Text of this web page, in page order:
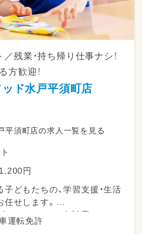
残業・持ち帰り仕事ナシ！
方歓迎！
ド水戸平須町店
平須町店の求人一覧を見る
円
どもたちの、学習支援・生活
せします。
名につき２～３名対応
業ナシ！子育て中のママも多
動車運転免許